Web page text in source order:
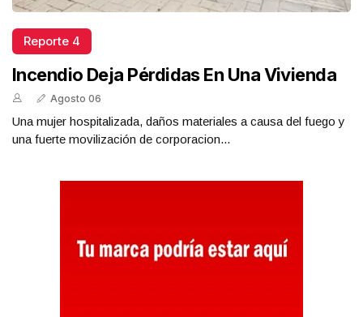
Reporte 4
Incendio Deja Pérdidas En Una Vivienda
Agosto 06
Una mujer hospitalizada, daños materiales a causa del fuego y
una fuerte movilización de corporacion...